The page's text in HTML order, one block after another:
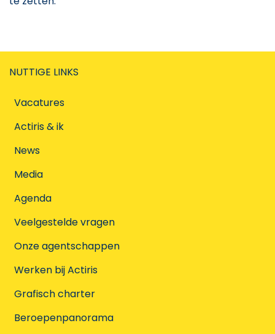
NUTTIGE LINKS
Vacatures
Actiris & ik
News
Media
Agenda
Veelgestelde vragen
Onze agentschappen
Werken bij Actiris
Grafisch charter
Beroepenpanorama